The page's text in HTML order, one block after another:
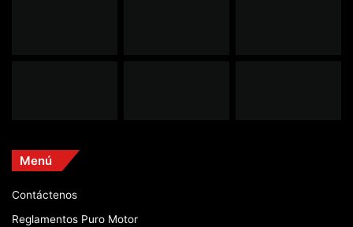
Menú
Contáctenos
Reglamentos Puro Motor